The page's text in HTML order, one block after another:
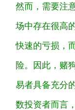
然而，需要注
场中存在很高
快速的亏损，
险。因此，赌
易者具备充分
数投资者而言